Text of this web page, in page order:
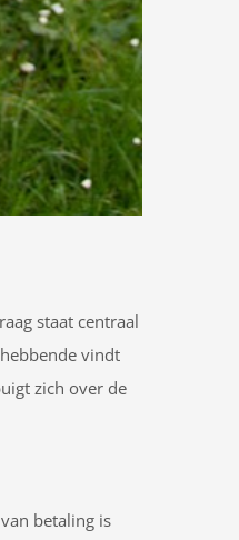
staat centraal
vindt
zich over de
betaling is